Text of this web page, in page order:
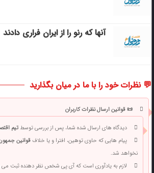
آنها که رنو را از ایران فراری دادند
💬 نظرات خود را با ما در میان بگذارید
📜 قوانین ارسال نظرات کاربران
دیدگاه های ارسال شده شما، پس از بررسی توسطتیم
پیام هایی که حاوی توهین، افترا و یا خلافقوانین
نخواهد شد.
لازم به یادآوری است که آی پی شخص نظر دهنده ثبت می